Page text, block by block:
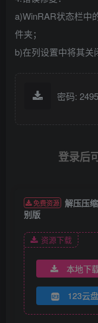
a)WinRAR状态栏中
件夹；
b)在列设置中将其关
密码: 2495
登录后
免费资源 解压压
别版
资源下载
本地下
123云盘